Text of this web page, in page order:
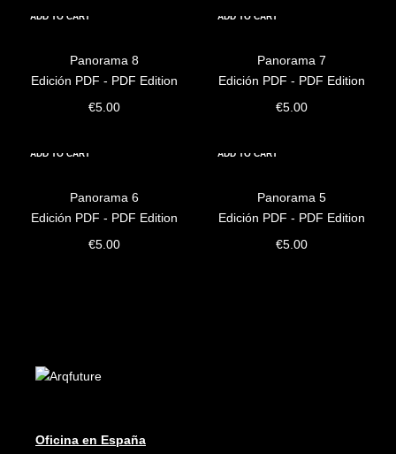
ADD TO CART
Panorama 8
Edición PDF - PDF Edition
€5.00
ADD TO CART
Panorama 7
Edición PDF - PDF Edition
€5.00
ADD TO CART
Panorama 6
Edición PDF - PDF Edition
€5.00
ADD TO CART
Panorama 5
Edición PDF - PDF Edition
€5.00
Oficina en España